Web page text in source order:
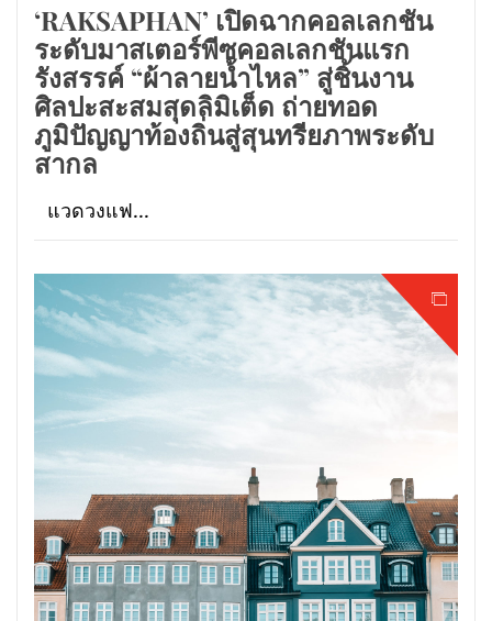
‘RAKSAPHAN’ เปิดฉากคอลเลกชัน
ระดับมาสเตอร์พีซคอลเลกชันแรก
รังสรรค์ “ผ้าลายน้ำไหล” สู่ชิ้นงาน
ศิลปะสะสมสุดลิมิเต็ด ถ่ายทอด
ภูมิปัญญาท้องถิ่นสู่สุนทรียภาพระดับ
สากล
แวดวงแฟ...